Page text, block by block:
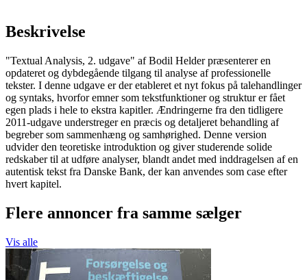
Beskrivelse
"Textual Analysis, 2. udgave" af Bodil Helder præsenterer en
opdateret og dybdegående tilgang til analyse af professionelle
tekster. I denne udgave er der etableret et nyt fokus på talehandlinger
og syntaks, hvorfor emner som tekstfunktioner og struktur er fået
egen plads i hele to ekstra kapitler. Ændringerne fra den tidligere
2011-udgave understreger en præcis og detaljeret behandling af
begreber som sammenhæng og samhørighed. Denne version
udvider den teoretiske introduktion og giver studerende solide
redskaber til at udføre analyser, blandt andet med inddragelsen af en
autentisk tekst fra Danske Bank, der kan anvendes som case efter
hvert kapitel.
Flere annoncer fra samme sælger
Vis alle